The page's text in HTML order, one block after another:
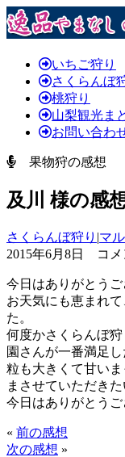
いちご狩り
さくらんぼ
桃狩り
山梨観光ま
お問い合わ
果物狩の感想
及川 様の感
さくらんぼ狩り |マ
2015年6月8日 コメ
今日はありがとうご
お天気にも恵まれ
た。
何度かさくらんぼ
園さんが一番満足
粒も大きくて甘い
まさせていただきた
今日はありがとうご
« 前の感想
次の感想 »